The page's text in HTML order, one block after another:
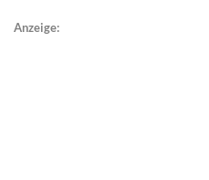
Anzeige: